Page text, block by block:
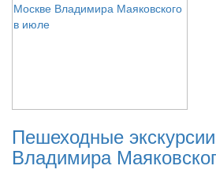
Пешеходные
Владимира